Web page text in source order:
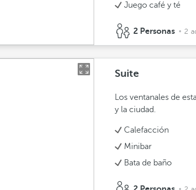
Juego café y té
2 Personas 2
Suite
Los ventanales de
y la ciudad.
Calefacción
Minibar
Bata de baño